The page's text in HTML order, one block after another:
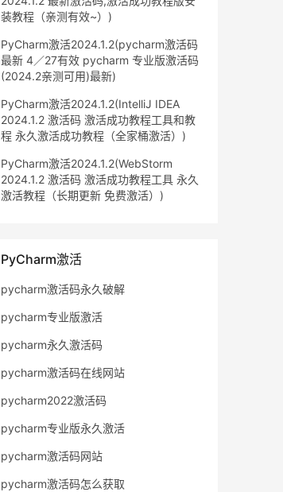
装教程（亲测有效~）)
PyCharm激活2024.1.2(pycharm激活码
最新 4／27有效 pycharm 专业版激活码
(2024.2亲测可用)最新)
PyCharm激活2024.1.2(IntelliJ IDEA
2024.1.2 激活码 激活成功教程工具和教
程 永久激活成功教程（全家桶激活）)
PyCharm激活2024.1.2(WebStorm
2024.1.2 激活码 激活成功教程工具 永久
激活教程（长期更新 免费激活）)
PyCharm激活
pycharm激活码永久破解
pycharm专业版激活
pycharm永久激活码
pycharm激活码在线网站
pycharm2022激活码
pycharm专业版永久激活
pycharm激活码网站
pycharm激活码怎么获取